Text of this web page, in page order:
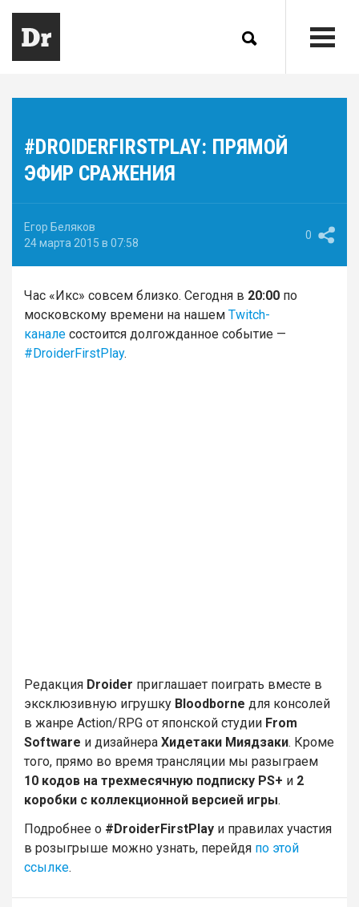
#DROIDERFIRSTPLAY: ПРЯМОЙ
ЭФИР СРАЖЕНИЯ
Егор Беляков
24 марта 2015 в 07:58
0
Час «Икс» совсем близко. Сегодня в 20:00 по
московскому времени на нашем Twitch-
канале состоится долгожданное событие —
#DroiderFirstPlay.
Редакция Droider приглашает поиграть вместе в
эксклюзивную игрушку Bloodborne для консолей
в жанре Action/RPG от японской студии From
Software и дизайнера Хидетаки Миядзаки. Кроме
того, прямо во время трансляции мы разыграем
10 кодов на трехмесячную подписку PS+ и 2
коробки с коллекционной версией игры.
Подробнее о #DroiderFirstPlay и правилах участия
в розыгрыше можно узнать, перейдя по этой
ссылке.